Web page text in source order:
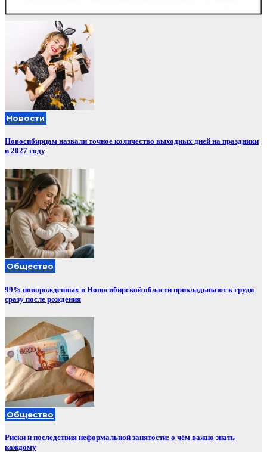
Новости
Новосибирцам назвали точное количество выходных дней на праздники
в 2027 году
Общество
99% новорожденных в Новосибирской области прикладывают к груди
сразу после рождения
Общество
Риски и последствия неформальной занятости: о чём важно знать
каждому